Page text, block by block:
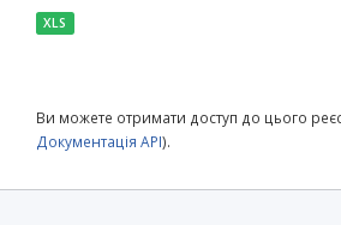
XLS
Ви можете отримати доступ до цього
Документація API).